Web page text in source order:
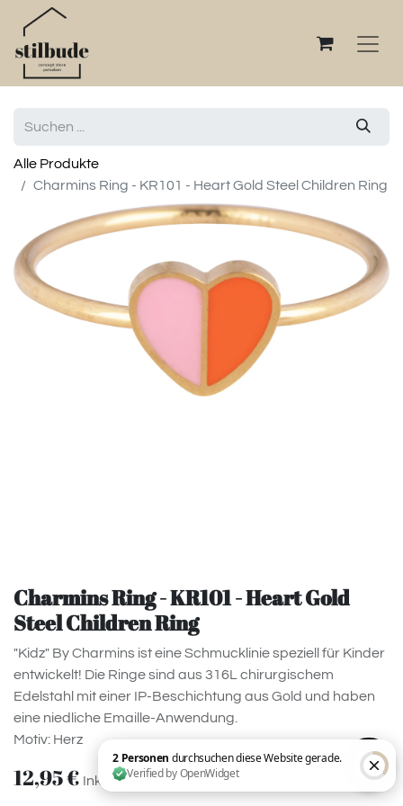
Alle Produkte
Charmins Ring - KR101 - Heart Gold Steel Children Ring
Charmins Ring - KR101 - Heart Gold
Steel Children Ring
"Kidz" By Charmins ist eine Schmucklinie speziell für Kinder
entwickelt! Die Ringe sind aus 316L chirurgischem
Edelstahl mit einer IP-Beschichtung aus Gold und haben
eine niedliche Emaille-Anwendung.
Motiv: Herz
12,95€ Inklusive MwSt.